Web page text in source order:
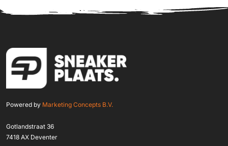
Powered by Marketing Concepts B.V.
Gotlandstraat 36
7418 AX Deventer